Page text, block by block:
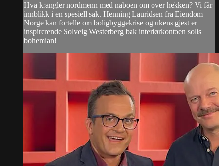
Hva krangler nordmenn med naboen om over hekken? Vi får
innblikk i en spesiell sak. Henning Lauridsen fra Eiendom
Norge kan fortelle om boligbyggekrise og ukens gjest er
inspirerende Solveig Westerberg bak interiørkontoen solis
bohemian!